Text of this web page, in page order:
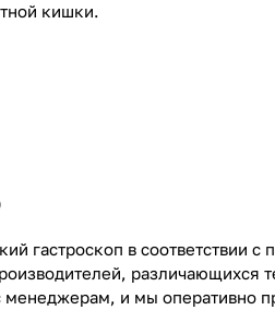
кишки.
гастроскоп в соответствии
различающихся
менеджерам, и мы